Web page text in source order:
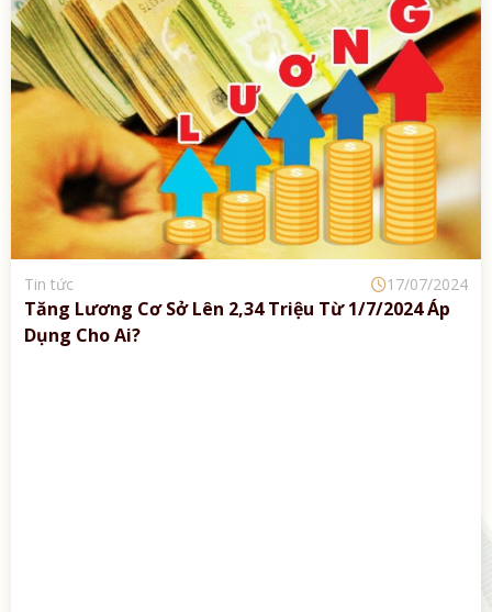
Tin tức 17/07/2024
Tăng Lương Cơ Sở Lên 2,34 Triệu Từ 1/7/2024 Áp
Dụng Cho Ai?